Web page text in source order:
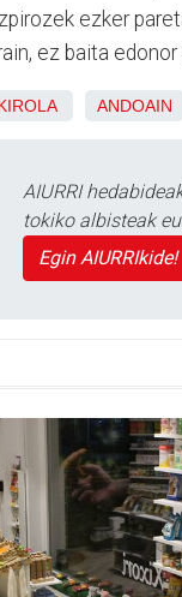
ezker
ez baita
ANDOAIN
AIURRI
tokiko albisteak
Egin AIURRIkide!